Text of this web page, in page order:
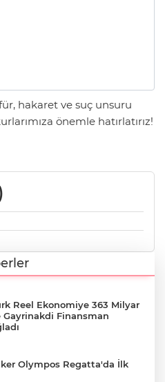
hakaret ve suç unsuru
önemle hatırlatırız!
Reel Ekonomiye 363 Milyar
Gayrinakdi Finansman
Olympos Regatta'da İlk